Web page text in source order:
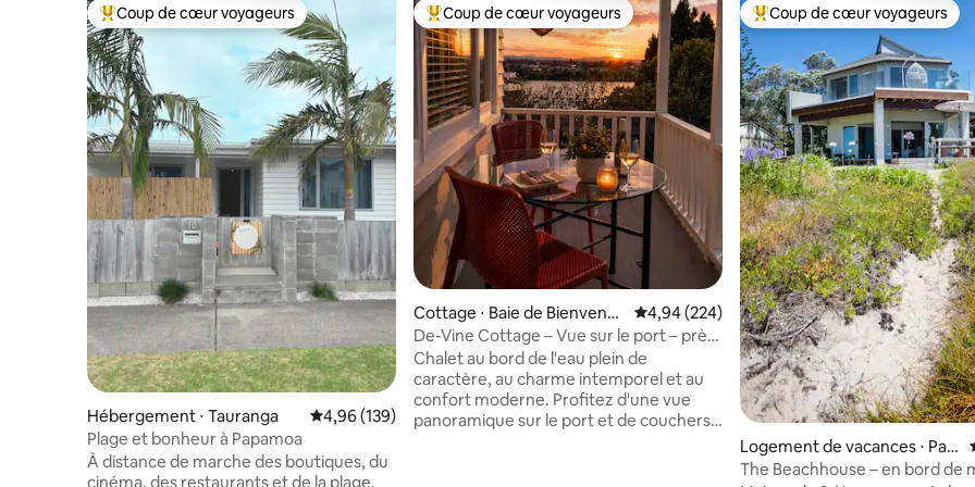
Coups de cœur voyageurs les plus appréciés
Coup de cœur voyageurs
Hébergement ⋅ Tauranga Évaluation moyenne sur la base de 139 commentaires : 4,96 sur 5
4,96 (139)
Plage et bonheur à Papamoa
À distance de marche des boutiques, du
cinéma, des restaurants et de la plage.
Coups de cœur voyageurs les plus appréciés
Coup de cœur voyageurs
Cottage ⋅ Baie de Bienvenu
e
Évaluation moyenne sur la base de 224
4,94 (224)
De-Vine Cottage – Vue sur le port – près
du mont Maunganui
Chalet au bord de l'eau plein de
caractère, au charme intemporel et au
confort moderne. Profitez d'une vue
panoramique sur le port et de couchers
Coups de cœur voyageurs les
Coup de cœur voyageurs
Logement de vacances ⋅ Pap
amoa
The Beachhouse – en bord de